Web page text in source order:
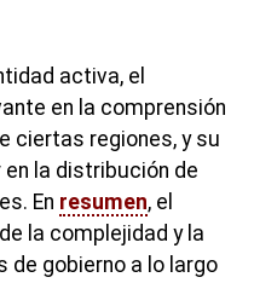
activa, el
en la comprensión
ciertas regiones, y su
la distribución de
En resumen, el
de la complejidad y la
gobierno a lo largo